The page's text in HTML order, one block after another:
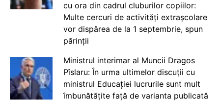
cu ora din cadrul cluburilor copiilor:
Multe cercuri de activități extrașcolare
vor dispărea de la 1 septembrie, spun
părinții
Ministrul interimar al Muncii Dragos
Pîslaru: În urma ultimelor discuții cu
ministrul Educației lucrurile sunt mult
îmbunătățite față de varianta publicată